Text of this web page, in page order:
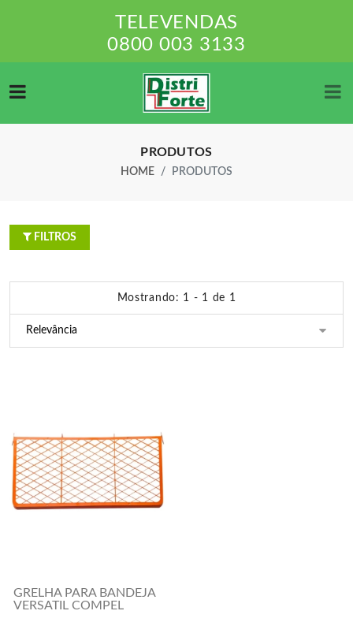
TELEVENDAS
0800 003 3133
PRODUTOS
HOME PRODUTOS
FILTROS
Mostrando: 1 - 1 de 1
GRELHA PARA BANDEJA
VERSATIL COMPEL